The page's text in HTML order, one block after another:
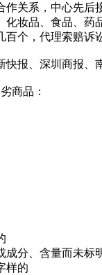
关系，中心先
妆品、食品、
个，代理索赔诉
报、深圳商报、
商品：
成分、含量而未标
样的